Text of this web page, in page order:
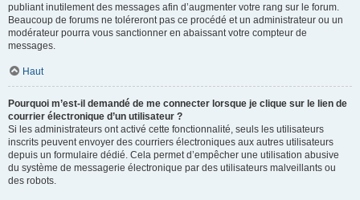
publiant inutilement des messages afin d’augmenter votre rang sur le forum.
Beaucoup de forums ne toléreront pas ce procédé et un administrateur ou un
modérateur pourra vous sanctionner en abaissant votre compteur de
messages.
Haut
Pourquoi m’est-il demandé de me connecter lorsque je clique sur le lien de
courrier électronique d’un utilisateur ?
Si les administrateurs ont activé cette fonctionnalité, seuls les utilisateurs
inscrits peuvent envoyer des courriers électroniques aux autres utilisateurs
depuis un formulaire dédié. Cela permet d’empêcher une utilisation abusive
du système de messagerie électronique par des utilisateurs malveillants ou
des robots.